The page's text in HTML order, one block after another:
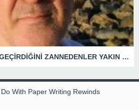
BU GÜN PARTİYİ ELE GEÇİRDİĞİNİ ZANNEDENLER YAKIN BİR GELECEKTE SİYASETİN ÇÖPLÜĞÜNDE YERİNİ ALACAKTIR
With Paper Writing Rewinds